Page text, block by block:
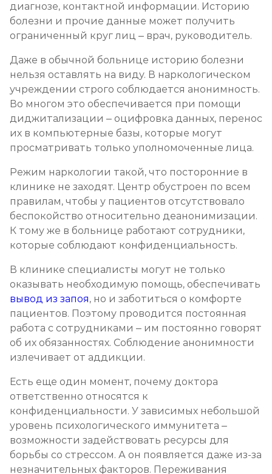
диагнозе, контактной информации. Историю
болезни и прочие данные может получить
ограниченный круг лиц – врач, руководитель.
Даже в обычной больнице историю болезни
нельзя оставлять на виду. В наркологическом
учреждении строго соблюдается анонимность.
Во многом это обеспечивается при помощи
диджитализации – оцифровка данных, перенос
их в компьютерные базы, которые могут
просматривать только уполномоченные лица.
Режим наркологии такой, что посторонние в
клинике не заходят. Центр обустроен по всем
правилам, чтобы у пациентов отсутствовало
беспокойство относительно деанонимизации.
К тому же в больнице работают сотрудники,
которые соблюдают конфиденциальность.
В клинике специалисты могут не только
оказывать необходимую помощь, обеспечивать
вывод из запоя, но и заботиться о комфорте
пациентов. Поэтому проводится постоянная
работа с сотрудниками – им постоянно говорят
об их обязанностях. Соблюдение анонимности
излечивает от аддикции.
Есть еще один момент, почему доктора
ответственно относятся к
конфиденциальности. У зависимых небольшой
уровень психологического иммунитета –
возможности задействовать ресурсы для
борьбы со стрессом. А он появляется даже из-за
незначительных факторов. Переживания